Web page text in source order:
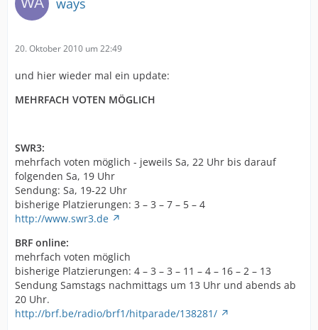
20. Oktober 2010 um 22:49
und hier wieder mal ein update:
MEHRFACH VOTEN MÖGLICH
SWR3:
mehrfach voten möglich - jeweils Sa, 22 Uhr bis darauf
folgenden Sa, 19 Uhr
Sendung: Sa, 19-22 Uhr
bisherige Platzierungen: 3 – 3 – 7 – 5 – 4
http://www.swr3.de
BRF online:
mehrfach voten möglich
bisherige Platzierungen: 4 – 3 – 3 – 11 – 4 – 16 – 2 – 13
Sendung Samstags nachmittags um 13 Uhr und abends ab
20 Uhr.
http://brf.be/radio/brf1/hitparade/138281/